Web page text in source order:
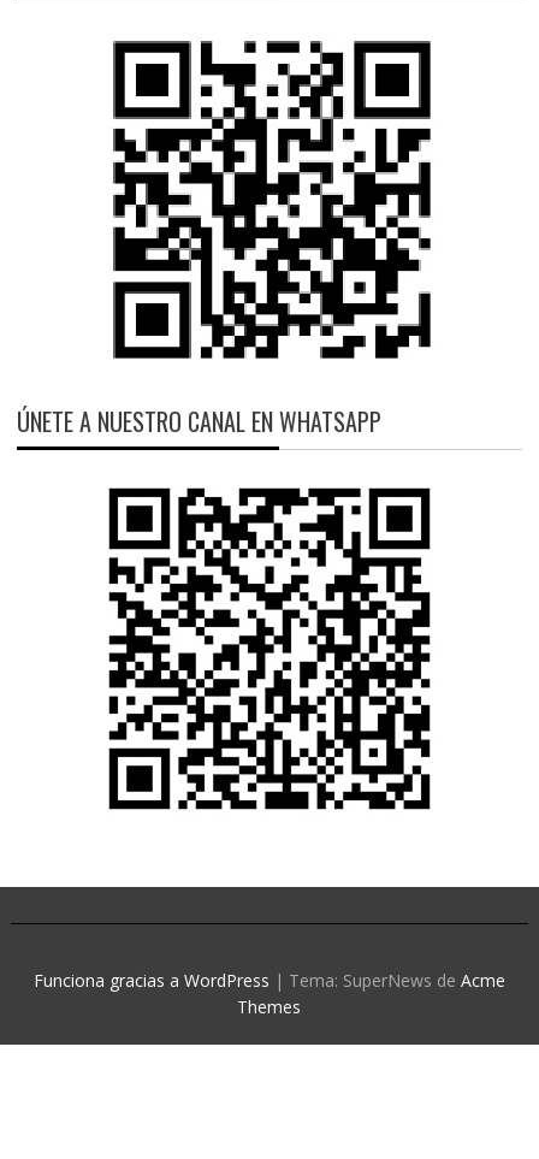
ÚNETE A NUESTRO CANAL EN WHATSAPP
Funciona gracias a WordPress | Tema: SuperNews de Acme
Themes